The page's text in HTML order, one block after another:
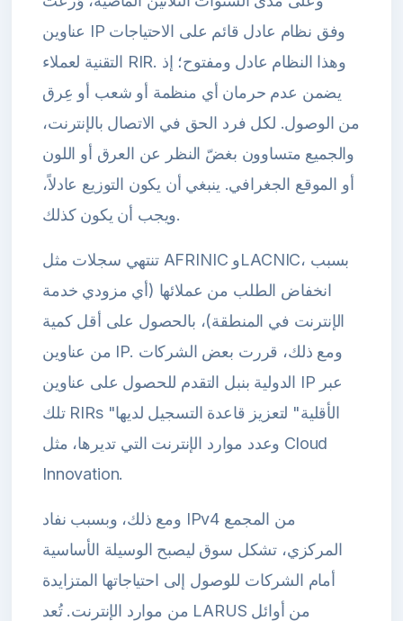
عناوين IP وفق نظام عادل قائم على الاحتياجات
التقنية لعملاء RIR. وهذا النظام عادل ومفتوح؛ إذ
يضمن عدم حرمان أي منظمة أو شعب أو عِرق
من الوصول. لكل فرد الحق في الاتصال بالإنترنت،
والجميع متساوون بغضّ النظر عن العرق أو اللون
أو الموقع الجغرافي. ينبغي أن يكون التوزيع عادلاً،
ويجب أن يكون كذلك.
تنتهي سجلات مثل AFRINIC وLACNIC، بسبب
انخفاض الطلب من عملائها (أي مزودي خدمة
الإنترنت في المنطقة)، بالحصول على أقل كمية
من عناوين IP. ومع ذلك، قررت بعض الشركات
الدولية بنبل التقدم للحصول على عناوين IP عبر
تلك RIRs "الأقلية" لتعزيز قاعدة التسجيل لديها
وعدد موارد الإنترنت التي تديرها، مثل Cloud
Innovation.
ومع ذلك، وبسبب نفاد IPv4 من المجمع
المركزي، تشكل سوق ليصبح الوسيلة الأساسية
أمام الشركات للوصول إلى احتياجاتها المتزايدة
من موارد الإنترنت. تُعد LARUS من أوائل